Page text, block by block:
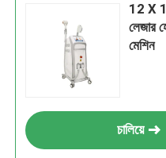
12 X
লেজার
মেশিন
চালিয়ে